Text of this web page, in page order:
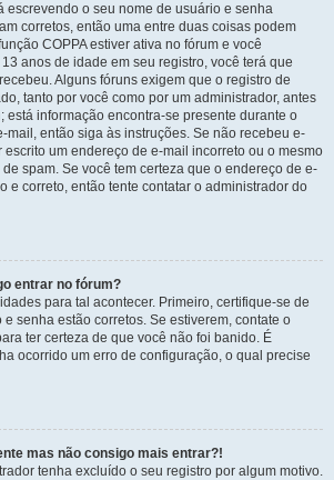
escrevendo o seu nome de usuário e senha
corretos, então uma entre duas coisas podem
COPPA estiver ativa no fórum e você
anos de idade em seu registro, você terá que
Alguns fóruns exigem que o registro de
tanto por você como por um administrador, antes
está informação encontra-se presente durante o
mail, então siga às instruções. Se não recebeu e-
escrito um endereço de e-mail incorreto ou o mesmo
spam. Se você tem certeza que o endereço de e-
e correto, então tente contatar o administrador do
entrar no fórum?
para tal acontecer. Primeiro, certifique-se de
senha estão corretos. Se estiverem, contate o
ter certeza de que você não foi banido. É
ocorrido um erro de configuração, o qual precise
mas não consigo mais entrar?!
tenha excluído o seu registro por algum motivo.